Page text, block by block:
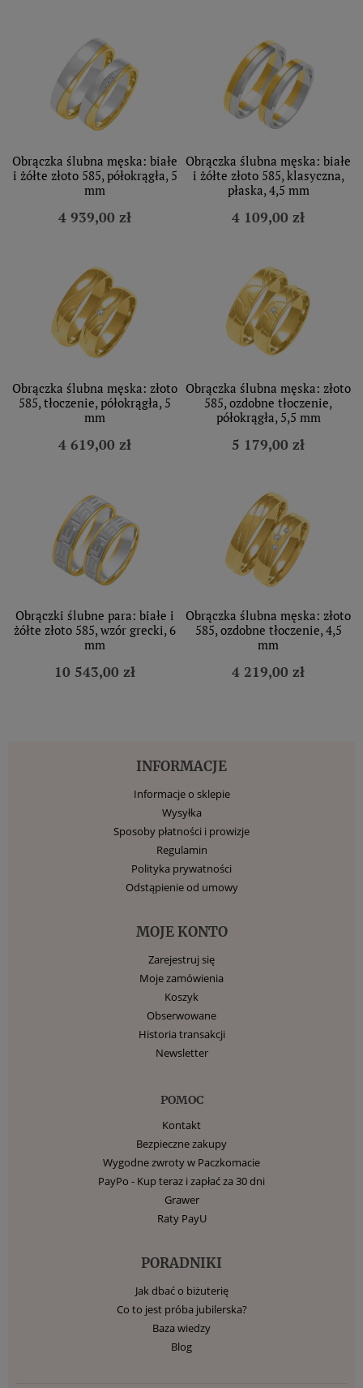
Obrączka ślubna męska: białe
i żółte złoto 585, półokrągła, 5
mm
4 939,00 zł
Obrączka ślubna męska: białe
i żółte złoto 585, klasyczna,
płaska, 4,5 mm
4 109,00 zł
Obrączka ślubna męska: złoto
585, tłoczenie, półokrągła, 5
mm
4 619,00 zł
Obrączka ślubna męska: złoto
585, ozdobne tłoczenie,
półokrągła, 5,5 mm
5 179,00 zł
Obrączki ślubne para: białe i
żółte złoto 585, wzór grecki, 6
mm
10 543,00 zł
Obrączka ślubna męska: złoto
585, ozdobne tłoczenie, 4,5
mm
4 219,00 zł
INFORMACJE
Informacje o sklepie
Wysyłka
Sposoby płatności i prowizje
Regulamin
Polityka prywatności
Odstąpienie od umowy
MOJE KONTO
Zarejestruj się
Moje zamówienia
Koszyk
Obserwowane
Historia transakcji
Newsletter
POMOC
Kontakt
Bezpieczne zakupy
Wygodne zwroty w Paczkomacie
PayPo - Kup teraz i zapłać za 30 dni
Grawer
Raty PayU
PORADNIKI
Jak dbać o biżuterię
Co to jest próba jubilerska?
Baza wiedzy
Blog